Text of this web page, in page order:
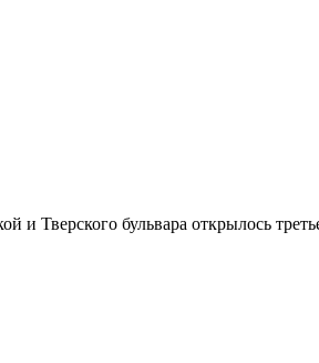
Тверского бульвара открылось